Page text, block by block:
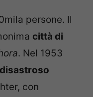
persone. Il
città di
. Nel 1953
disastroso
con